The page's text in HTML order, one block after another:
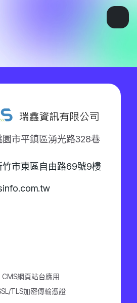
市平鎮區湧光路328巷
市東區自由路69號9樓
CMS網頁站台應用
TLS加密傳輸憑證